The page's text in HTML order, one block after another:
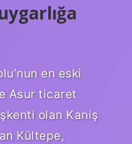
en eski
Asur ticaret
olan Kaniş
Kültepe,